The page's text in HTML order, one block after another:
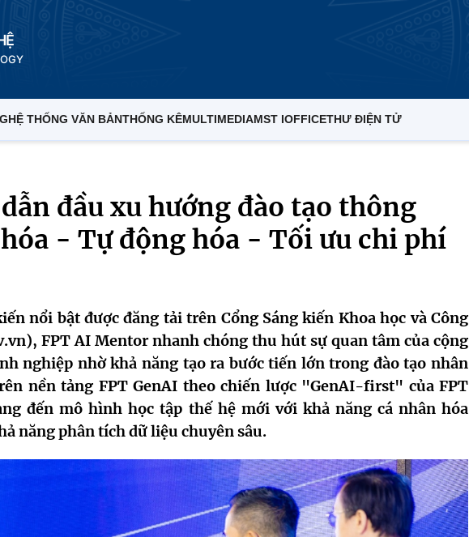
HỆ THỐNG VĂN BẢNTHỐNG KÊMULTIMEDIAMST IOFFICETHƯ ĐIỆN TỬ
đầu xu hướng đào tạo thông
- Tự động hóa - Tối ưu chi phí
nổi bật được đăng tải trên Cổng Sáng kiến Khoa học và Công
FPT AI Mentor nhanh chóng thu hút sự quan tâm của cộng
nghiệp nhờ khả năng tạo ra bước tiến lớn trong đào tạo nhân
nền tảng FPT GenAI theo chiến lược "GenAI-first" của FPT
đến mô hình học tập thế hệ mới với khả năng cá nhân hóa
năng phân tích dữ liệu chuyên sâu.